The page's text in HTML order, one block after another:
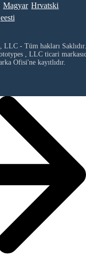
Magyar Hrvatski
eesti
- Tüm hakları Saklıdır.
, LLCticari
Ofisi'ne kayıtlıdır.